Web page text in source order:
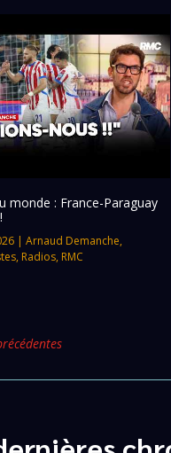
monde : France-Paraguay
|Arnaud Demanche,
, Radios, RMC